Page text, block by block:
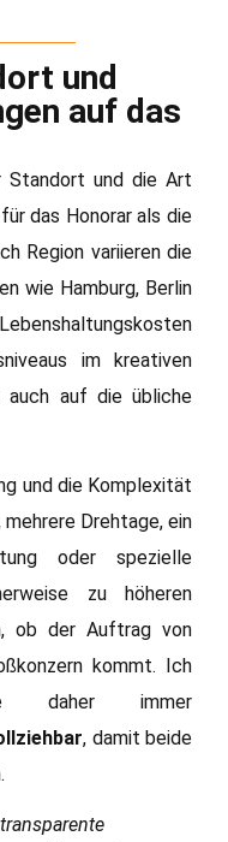
und
auf das
Standort und die Art
das Honorar als die
Region variieren die
wie Hamburg, Berlin
im kreativen
auch auf die übliche
und die Komplexität
Drehtage, ein
oder spezielle
zu höheren
ob der Auftrag von
kommt. Ich
daher immer
, damit beide